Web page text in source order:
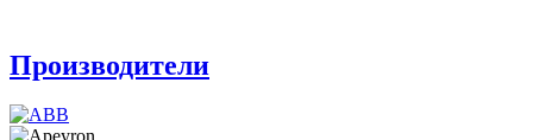
Производители